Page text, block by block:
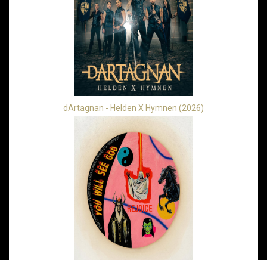
dArtagnan - Helden X Hymnen (2026)